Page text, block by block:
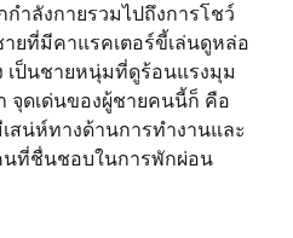
ำลังกายรวมไปถึงการโชว์
ายที่มีคาแรคเตอร์ขี้เล่นดูหล่อ
เป็นชายหนุ่มที่ดูร้อนแรงมุม
จุดเด่นของผู้ชายคนนี้ก็ คือ
สน่ห์ทางด้านการทำงานและ
นที่ชื่นชอบในการพักผ่อน